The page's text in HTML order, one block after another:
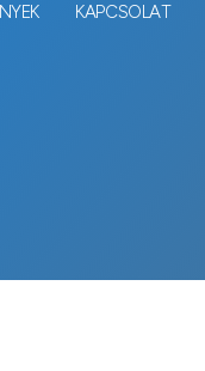
KAPCSOLAT